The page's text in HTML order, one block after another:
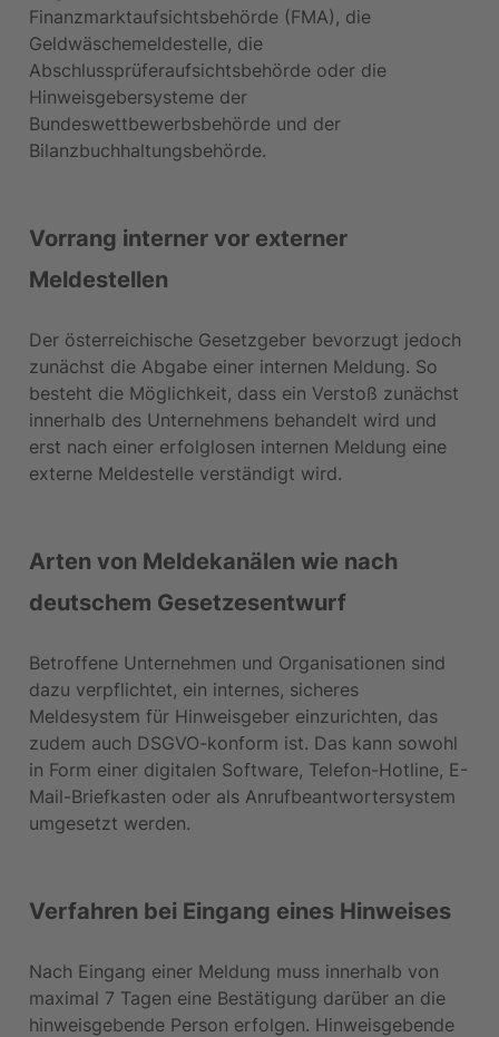
Finanzmarktaufsichtsbehörde (FMA), die
Geldwäschemeldestelle, die
Abschlussprüferaufsichtsbehörde oder die
Hinweisgebersysteme der
Bundeswettbewerbsbehörde und der
Bilanzbuchhaltungsbehörde.
Vorrang interner vor externer
Meldestellen
Der österreichische Gesetzgeber bevorzugt jedoch
zunächst die Abgabe einer internen Meldung. So
besteht die Möglichkeit, dass ein Verstoß zunächst
innerhalb des Unternehmens behandelt wird und
erst nach einer erfolglosen internen Meldung eine
externe Meldestelle verständigt wird.
Arten von Meldekanälen wie nach
deutschem Gesetzesentwurf
Betroffene Unternehmen und Organisationen sind
dazu verpflichtet, ein internes, sicheres
Meldesystem für Hinweisgeber einzurichten, das
zudem auch DSGVO-konform ist. Das kann sowohl
in Form einer digitalen Software, Telefon-Hotline, E-
Mail-Briefkasten oder als Anrufbeantwortersystem
umgesetzt werden.
Verfahren bei Eingang eines Hinweises
Nach Eingang einer Meldung muss innerhalb von
maximal 7 Tagen eine Bestätigung darüber an die
hinweisgebende Person erfolgen. Hinweisgebende